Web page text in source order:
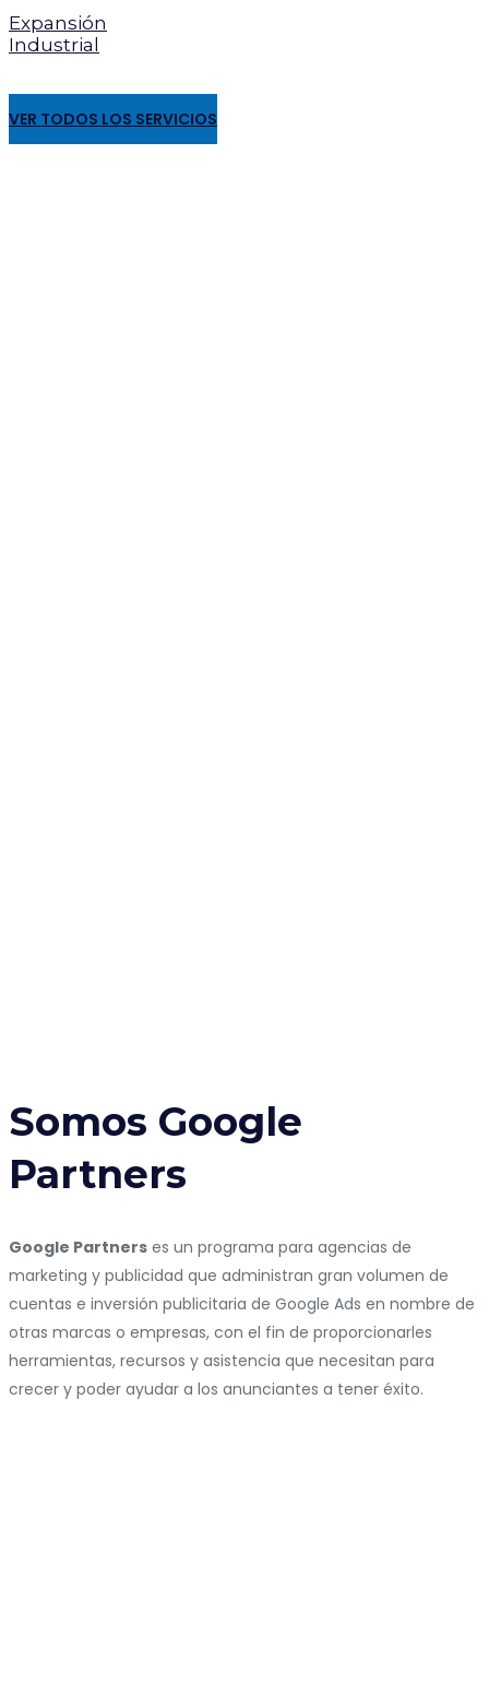
Expansión
Industrial
VER TODOS LOS SERVICIOS
Somos Google
Partners
Google Partners es un programa para agencias de
marketing y publicidad que administran gran volumen de
cuentas e inversión publicitaria de Google Ads en nombre de
otras marcas o empresas, con el fin de proporcionarles
herramientas, recursos y asistencia que necesitan para
crecer y poder ayudar a los anunciantes a tener éxito.